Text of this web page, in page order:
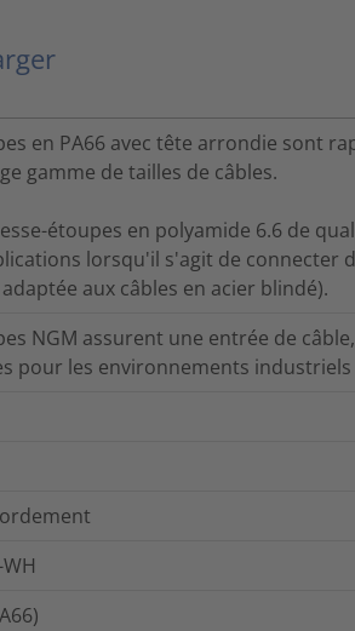
en PA66 avec tête arrondie sont
gamme de tailles de câbles.
étoupes en polyamide 6.6 de
lorsqu'il s'agit de connecter
aux câbles en acier blindé).
NGM assurent une entrée de
pour les environnements industriels